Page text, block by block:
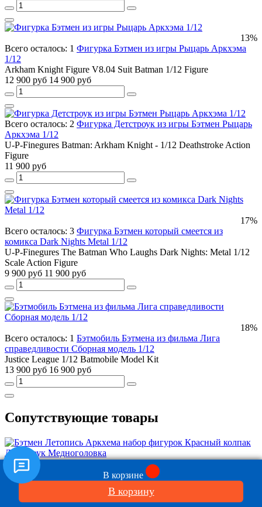
13%
Всего осталось: 1 Фигурка Бэтмен из игры Рыцарь Аркхэма
1/12
Arkham Knight Figure V8.04 Suit Batman 1/12 Figure
12 900 руб 14 900 руб
Всего осталось: 2 Фигурка Детстроук из игры Бэтмен Рыцарь
Аркхэма 1/12
U-P-Finegures Batman: Arkham Knight - 1/12 Deathstroke Action
Figure
11 900 руб
17%
Всего осталось: 3 Фигурка Бэтмен который смеется из
комикса Dark Nights Metal 1/12
U-P-Finegures The Batman Who Laughs Dark Nights: Metal 1/12
Scale Action Figure
9 900 руб 11 900 руб
18%
Всего осталось: 1 Бэтмобиль Бэтмена из фильма Лига
справедливости Сборная модель 1/12
Justice League 1/12 Batmobile Model Kit
13 900 руб 16 900 руб
Сопутствующие товары
Всего осталось: 8
Бэтмен Летопись Аркхема набор фигурок
Красный колпак Детстроук Медноголовка
Batman: Arkham Origins Three Pack
В корзине
В корзину